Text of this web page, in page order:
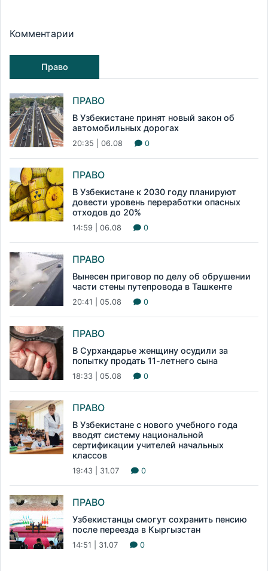
Комментарии
Право
ПРАВО
В Узбекистане принят новый закон об
автомобильных дорогах
20:35 | 06.08 0
ПРАВО
В Узбекистане к 2030 году планируют
довести уровень переработки опасных
отходов до 20%
14:59 | 06.08 0
ПРАВО
Вынесен приговор по делу об обрушении
части стены путепровода в Ташкенте
20:41 | 05.08 0
ПРАВО
В Сурхандарье женщину осудили за
попытку продать 11-летнего сына
18:33 | 05.08 0
ПРАВО
В Узбекистане с нового учебного года
вводят систему национальной
сертификации учителей начальных
классов
19:43 | 31.07 0
ПРАВО
Узбекистанцы смогут сохранить пенсию
после переезда в Кыргызстан
14:51 | 31.07 0